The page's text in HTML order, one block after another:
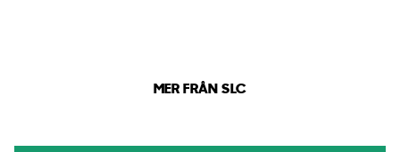
MER FRÅN SLC